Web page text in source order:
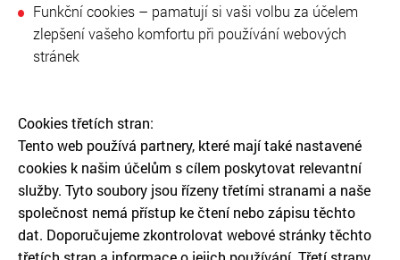
Funkční cookies – pamatují si vaši volbu za účelem
zlepšení vašeho komfortu při používání webových
stránek
Cookies třetích stran:
Tento web používá partnery, které mají také nastavené
cookies k našim účelům s cílem poskytovat relevantní
služby. Tyto soubory jsou řízeny třetími stranami a naše
společnost nemá přístup ke čtení nebo zápisu těchto
dat. Doporučujeme zkontrolovat webové stránky těchto